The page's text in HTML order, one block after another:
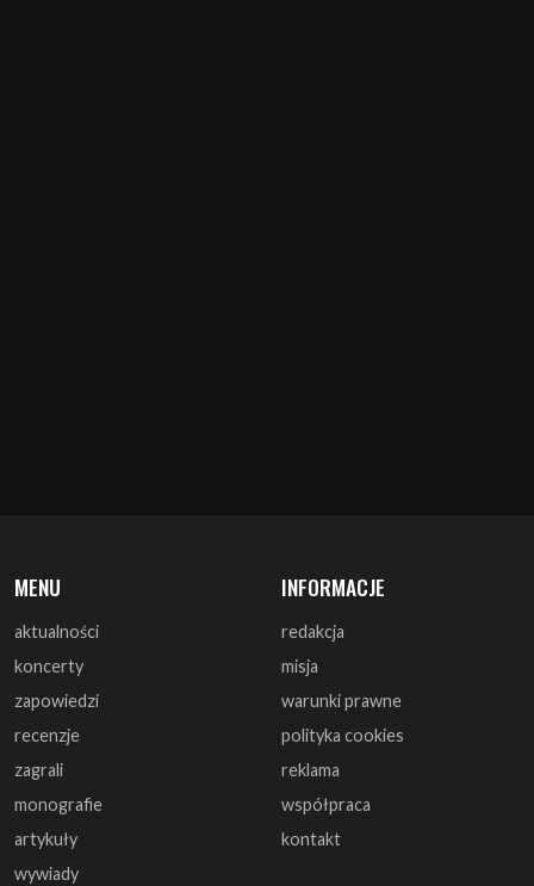
aktualności
zapowiedzi
recenzje
zagrali
monografie
artykuły
wywiady
redakcja
warunki prawne
polityka cookies
reklama
współpraca
kontakt
DOŁĄCZ DO NAS